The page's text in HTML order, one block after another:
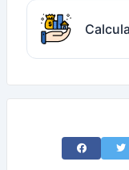
Share on